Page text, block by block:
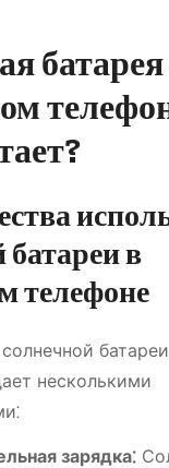
батареи в
телефоне
несколькими
зарядка⁚